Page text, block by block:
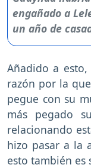
Añadido a
razón por la
pegue con su
más pegado
relacionando
hizo pasar a la
esto también es